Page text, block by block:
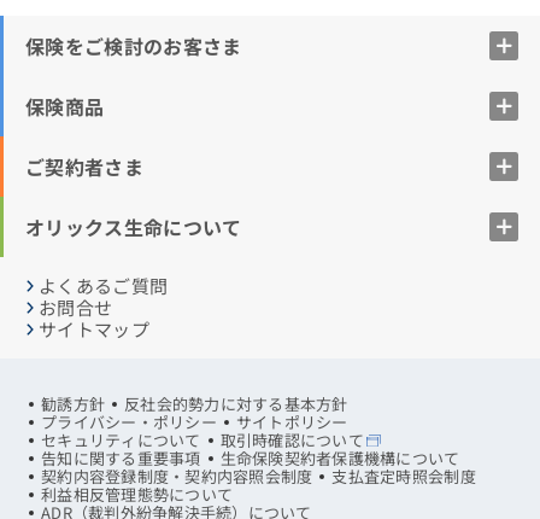
保険をご検討のお客さま
保険商品
ご契約者さま
オリックス生命について
よくあるご質問
お問合せ
サイトマップ
勧誘方針 反社会的勢力に対する基本方針
プライバシー・ポリシー サイトポリシー
セキュリティについて 取引時確認について
告知に関する重要事項 生命保険契約者保護機構について
契約内容登録制度・契約内容照会制度 支払査定時照会制度
利益相反管理態勢について
ADR（裁判外紛争解決手続）について